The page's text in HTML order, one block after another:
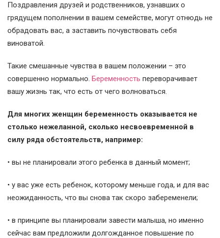
Поздравления друзей и родственников, узнавших о
грядущем пополнении в вашем семействе, могут отнюдь не
обрадовать вас, а заставить почувствовать себя
виноватой.
Такие смешанные чувства в вашем положении – это
совершенно нормально. Беременность переворачивает
вашу жизнь так, что есть от чего волноваться.
Для многих женщин беременность оказывается не
столько нежеланной, сколько несвоевременной в
силу ряда обстоятельств, например:
• вы не планировали этого ребенка в данный момент;
• у вас уже есть ребенок, которому меньше года, и для вас
неожиданность, что вы снова так скоро забеременели;
• в принципе вы планировали завести малыша, но именно
сейчас вам предложили долгожданное повышение по